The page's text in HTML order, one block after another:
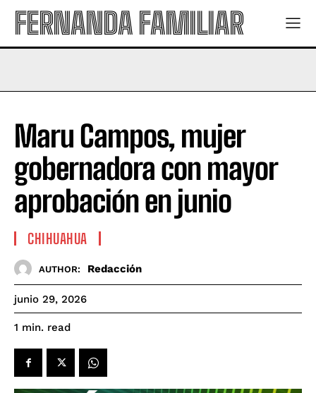
FERNANDA FAMILIAR
Maru Campos, mujer
gobernadora con mayor
aprobación en junio
CHIHUAHUA
AUTHOR: Redacción
junio 29, 2026
1 min. read